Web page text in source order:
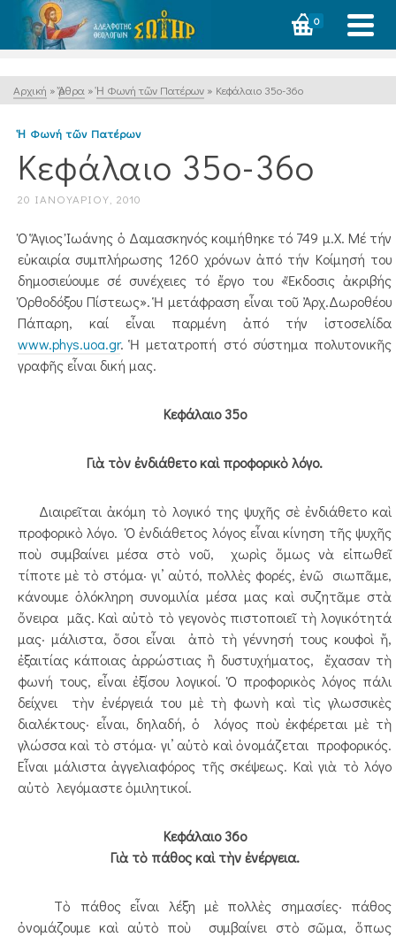
0
Αρχική » Ἄρθρα » Ἡ Φωνή τῶν Πατέρων » Κεφάλαιο 35ο-36ο
Ἡ Φωνή τῶν Πατέρων
Κεφάλαιο 35ο-36ο
20 ΙΑΝΟΥΑΡΊΟΥ, 2010
Ὁ Ἅγιος Ἰωάνης ὁ Δαμασκηνός κοιμήθηκε τό 749 μ.Χ. Μέ τήν
εὐκαιρία συμπλήρωσης 1260 χρόνων ἀπό τήν Κοίμησή του
δημοσιεύουμε σέ συνέχειες τό ἔργο του «Ἔκδοσις ἀκριβής
Ὀρθοδόξου Πίστεως». Ἡ μετάφραση εἶναι τοῦ Ἀρχ.Δωροθέου
Πάπαρη, καί εἶναι παρμένη ἀπό τήν ἰστοσελίδα
www.phys.uoa.gr. Ἡ μετατροπή στό σύστημα πολυτονικῆς
γραφῆς εἶναι δική μας.
Κεφάλαιο 35ο
Γιὰ τὸν ἐνδιάθετο καὶ προφορικὸ λόγο.
Διαιρεῖται ἀκόμη τὸ λογικό της ψυχῆς σὲ ἐνδιάθετο καὶ
προφορικὸ λόγο. Ὁ ἐνδιάθετος λόγος εἶναι κίνηση τῆς ψυχῆς
ποὺ συμβαίνει μέσα στὸ νοῦ, χωρὶς ὅμως νὰ εἰπωθεῖ
τίποτε μὲ τὸ στόμα· γι’ αὐτό, πολλὲς φορές, ἐνῶ σιωπᾶμε,
κάνουμε ὁλόκληρη συνομιλία μέσα μας καὶ συζητᾶμε στὰ
ὄνειρα μᾶς. Καὶ αὐτὸ τὸ γεγονὸς πιστοποιεῖ τὴ λογικότητά
μας· μάλιστα, ὅσοι εἶναι ἀπὸ τὴ γέννησή τους κουφοὶ ἤ,
ἐξαιτίας κάποιας ἀρρώστιας ἢ δυστυχήματος, ἔχασαν τὴ
φωνή τους, εἶναι ἐξίσου λογικοί. Ὁ προφορικὸς λόγος πάλι
δείχνει τὴν ἐνέργειά του μὲ τὴ φωνὴ καὶ τὶς γλωσσικὲς
διαλέκτους· εἶναι, δηλαδή, ὁ λόγος ποὺ ἐκφέρεται μὲ τὴ
γλώσσα καὶ τὸ στόμα· γι’ αὐτὸ καὶ ὀνομάζεται προφορικός.
Εἶναι μάλιστα ἀγγελιαφόρος τῆς σκέψεως. Καὶ γιὰ τὸ λόγο
αὐτὸ λεγόμαστε ὁμιλητικοί.
Κεφάλαιο 36ο
Γιὰ τὸ πάθος καὶ τὴν ἐνέργεια.
Τὸ πάθος εἶναι λέξη μὲ πολλὲς σημασίες· πάθος
ὀνομάζουμε καὶ αὐτὸ ποὺ συμβαίνει στὸ σῶμα, ὅπως